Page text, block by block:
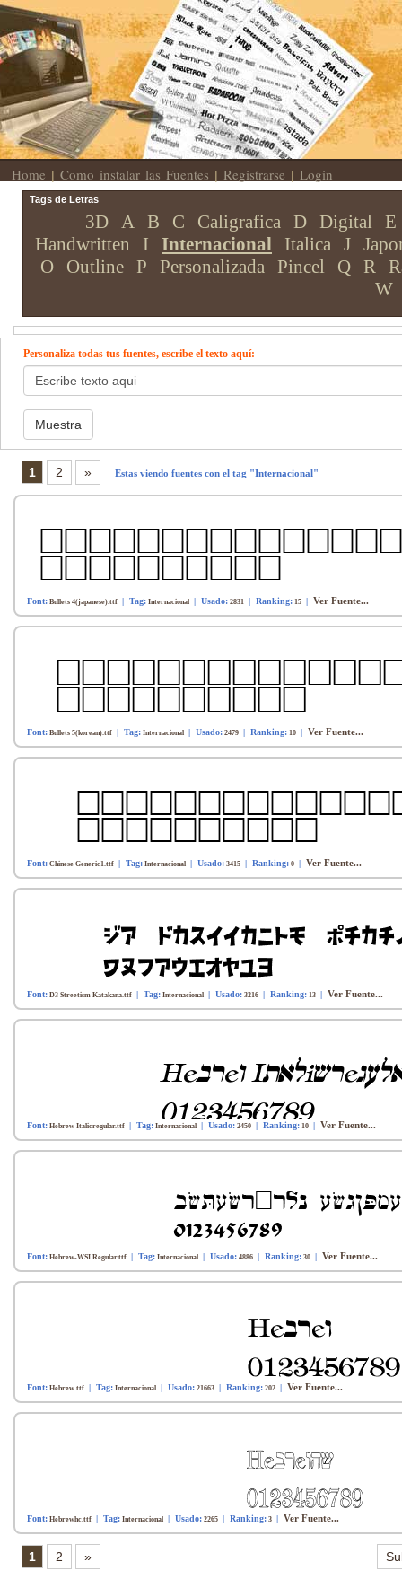
Home | Como instalar las Fuentes | Registrarse | Login
Tags de Letras
3D A B C Caligrafica D Digital E
Handwritten
I Internacional Italica J
O
Outline P Personalizada Pincel Q R
W
Personaliza todas tus fuentes, escribe el texto aquí:
1 2 » Estas viendo fuentes con el tag "Internacional"
Font: Bullets 4(japanese).ttf | Tag: Internacional | Usado: 2831 | Ranking: 15 | Ver Fuente...
Font: Bullets 5(korean).ttf | Tag: Internacional | Usado: 2479 | Ranking: 10 | Ver Fuente...
Font: Chinese Generic1.ttf | Tag: Internacional | Usado: 3415 | Ranking: 0 | Ver Fuente...
Font: D3 Streetism Katakana.ttf | Tag: Internacional | Usado: 3216 | Ranking: 13 | Ver Fuente...
Font: Hebrew Italicregular.ttf | Tag: Internacional | Usado: 2450 | Ranking: 10 | Ver Fuente...
Font: Hebrew-WSI Regular.ttf | Tag: Internacional | Usado: 4886 | Ranking: 30 | Ver Fuente...
Font: Hebrew.ttf | Tag: Internacional | Usado: 21663 | Ranking: 202 | Ver Fuente...
Font: Hebrewhc.ttf | Tag: Internacional | Usado: 2265 | Ranking: 3 | Ver Fuente...
1 2 »